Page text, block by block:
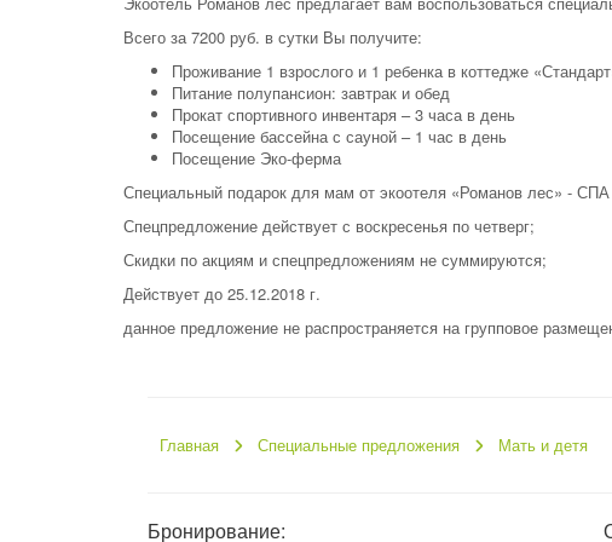
Всего за 7200 руб. в сутки Вы получите:
Проживание 1 взрослого и 1 ребенка в коттедже
Питание полупансион: завтрак и обед
Прокат спортивного инвентаря – 3 часа в день
Посещение бассейна с сауной – 1 час в день
Посещение Эко-ферма
Специальный подарок для мам от экоотеля «Романов лес» -
Спецпредложение действует с воскресенья по четверг;
Скидки по акциям и спецпредложениям не суммируются;
Действует до 25.12.2018 г.
данное предложение не распространяется на групповое
Главная Специальные предложения Мать и детя
Бронирование: